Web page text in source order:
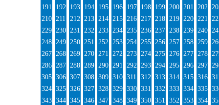
191
192 193 194 195 196 197 198 199 200 201 202
210 211 212 213 214 215 216 217 218 219 220 221
229 230 231 232 233 234 235 236 237 238 239 240
248 249 250 251 252 253 254 255 256 257 258 259
267 268 269 270 271 272 273 274 275 276 277 278
286 287 288 289 290 291 292 293 294 295 296 297
305 306 307 308 309 310 311 312 313 314 315 316
324 325 326 327 328 329 330 331 332 333 334 335
343 344 345 346 347 348 349 350 351 352 353 354